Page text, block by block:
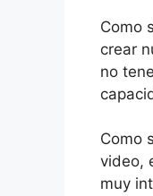
Como
crear
no
Como
video,
muy